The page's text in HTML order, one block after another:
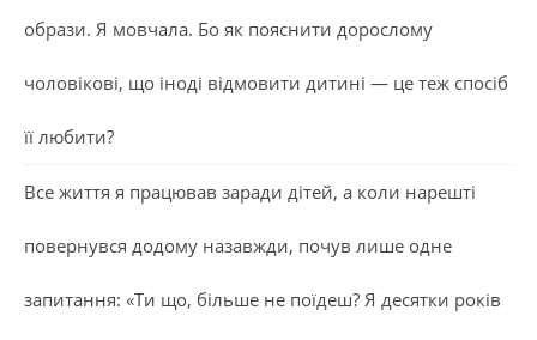
образи. Я мовчала. Бо як пояснити дорослому
чоловікові, що іноді відмовити дитині — це теж спосіб
її любити?
Все життя я працював заради дітей, а коли нарешті
повернувся додому назавжди, почув лише одне
запитання: «Ти що, більше не поїдеш? Я десятки років